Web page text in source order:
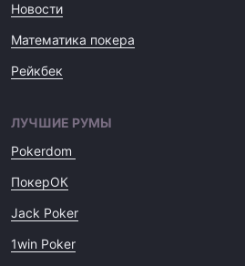
Новости
Математика покера
Рейкбек
ЛУЧШИЕ РУМЫ
Pokerdom
ПокерОК
Jack Poker
1win Poker